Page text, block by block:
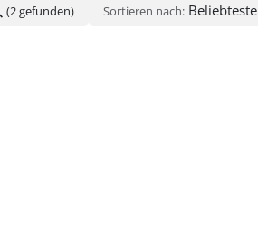
(2 gefunden) Sortieren nach: Beliebteste